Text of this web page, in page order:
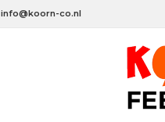
info@koorn-co.nl